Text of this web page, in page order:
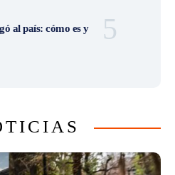
al país: cómo es y